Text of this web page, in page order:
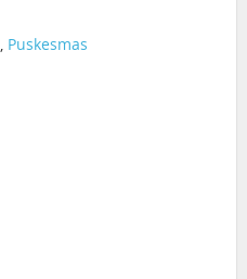
, Puskesmas